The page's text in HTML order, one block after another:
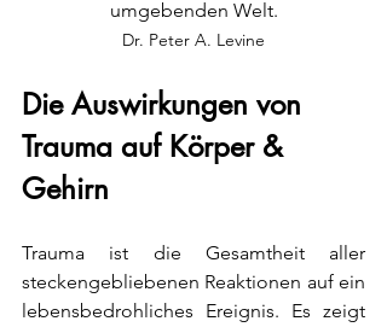
umgebenden Welt.
Dr. Peter A. Levine
Die Auswirkungen von
Trauma auf Körper &
Gehirn
Trauma ist die Gesamtheit aller
steckengebliebenen Reaktionen auf ein
lebensbedrohliches Ereignis. Es zeigt